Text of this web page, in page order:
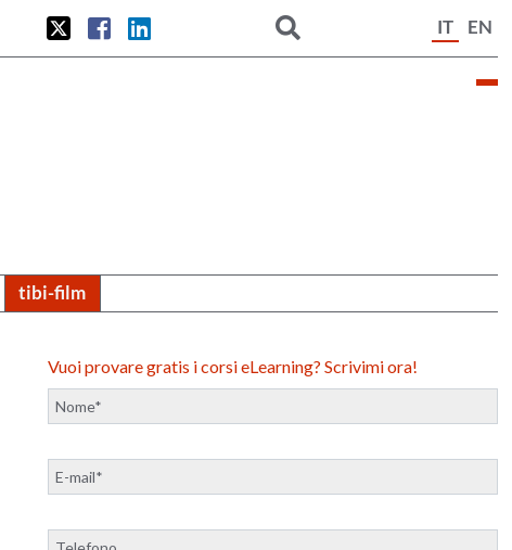
IT EN
tibi-film
Vuoi provare gratis i corsi eLearning? Scrivimi ora!